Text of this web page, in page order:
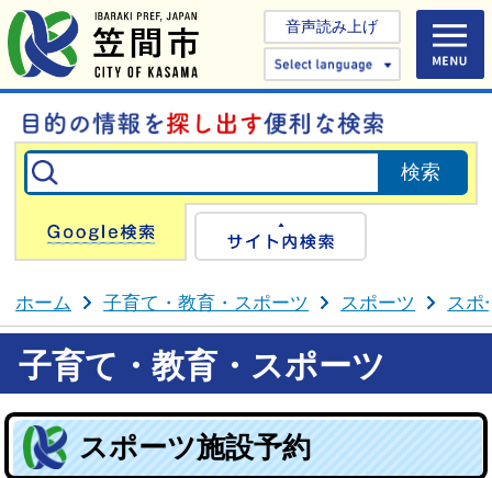
音声読み上げ
Select
Google検索
ホーム 子育て・教育・スポーツ スポーツ スポ
子育て・教育・スポーツ
スポーツ施設予約